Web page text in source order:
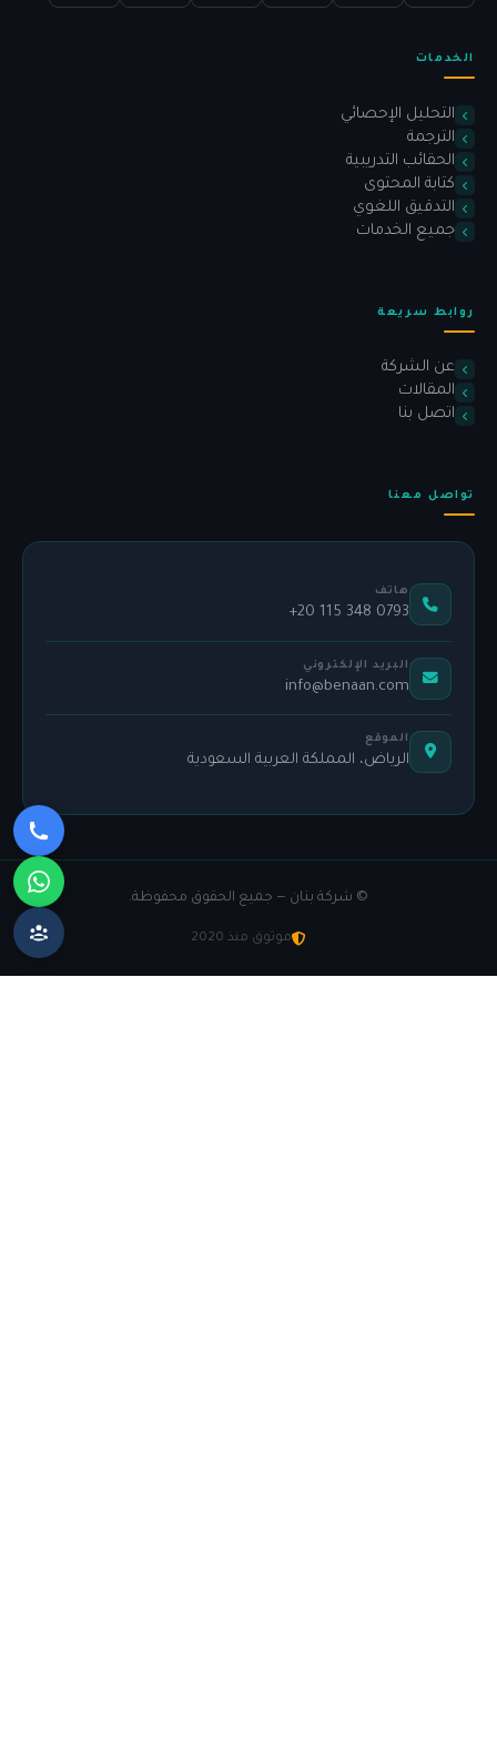
الخدمات
التحليل الإحصائي
الترجمة
الحقائب التدريبية
كتابة المحتوى
التدقيق اللغوي
جميع الخدمات
روابط سريعة
عن الشركة
المقالات
اتصل بنا
تواصل معنا
هاتف
+20 115 348 0793
البريد الإلكتروني
info@benaan.com
الموقع
الرياض، المملكة العربية السعودية
© شركة بنان — جميع الحقوق محفوظة.
موثوق منذ 2020